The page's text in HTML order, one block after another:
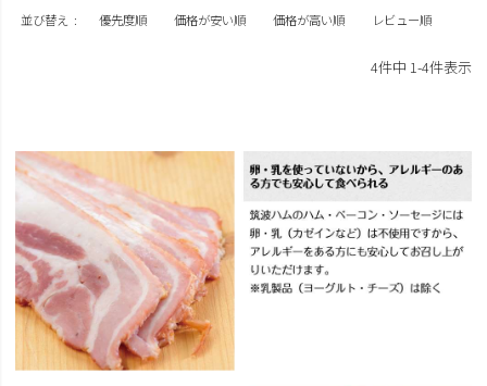
並び替え 優先度順 価格が安い順 価格が高い順 レビュー順
4件中 1-4件表示